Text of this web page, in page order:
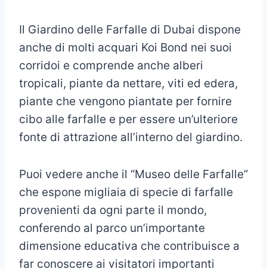
Il Giardino delle Farfalle di Dubai dispone
anche di molti acquari Koi Bond nei suoi
corridoi e comprende anche alberi
tropicali, piante da nettare, viti ed edera,
piante che vengono piantate per fornire
cibo alle farfalle e per essere un’ulteriore
fonte di attrazione all’interno del giardino.
Puoi vedere anche il “Museo delle Farfalle”
che espone migliaia di specie di farfalle
provenienti da ogni parte il mondo,
conferendo al parco un’importante
dimensione educativa che contribuisce a
far conoscere ai visitatori importanti